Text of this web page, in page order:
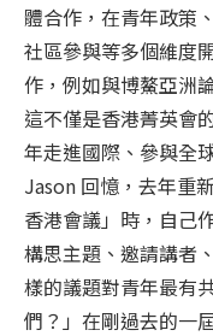
體合作，在青年政策
社區參與等多個維度
作，例如與博鰲亞洲
這不僅是香港菁英會
年走進國際、參與全
Jason 回憶，去年重
香港會議」時，自己
構思主題、邀請講者
樣的議題對青年最有
們？」在剛過去的一